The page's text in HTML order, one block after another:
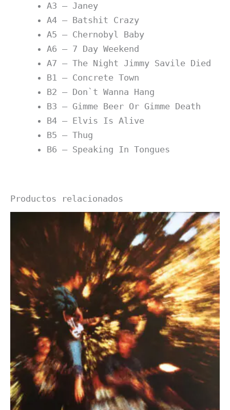
A3 – Janey
A4 – Batshit Crazy
A5 – Chernobyl Baby
A6 – 7 Day Weekend
A7 – The Night Jimmy Savile Died
B1 – Concrete Town
B2 – Don`t Wanna Hang
B3 – Gimme Beer Or Gimme Death
B4 – Elvis Is Alive
B5 – Thug
B6 – Speaking In Tongues
Productos relacionados